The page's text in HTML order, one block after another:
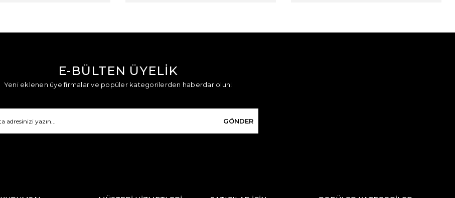
E-BÜLTEN ÜYELİK
Yeni eklenen üye firmalar ve popüler kategorilerden haberdar olun!
GÖNDER